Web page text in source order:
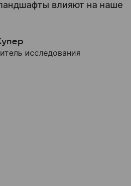
влияют на наше
исследования